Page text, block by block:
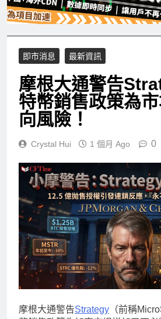
即市消息 最新資訊
摩根大通警告
特幣銷售政策為
向風險！
Crystal Hui 1 個月 Ago 0
摩根大通警告Strategy （前稱